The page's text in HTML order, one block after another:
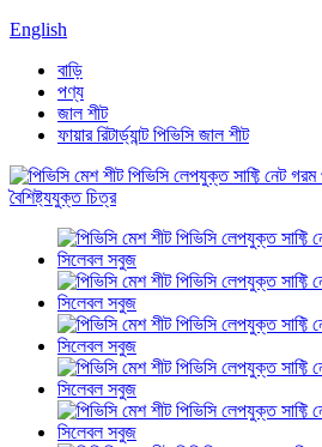
English
বাড়ি
পণ্য
জাল শীট
ফায়ার রিটার্ড্যান্ট পিভিসি জাল শীট